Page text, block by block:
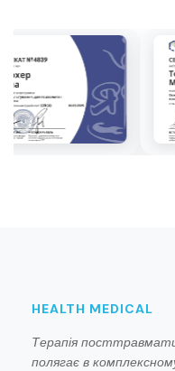
HEALTH MEDICAL
Терапія
полягає в